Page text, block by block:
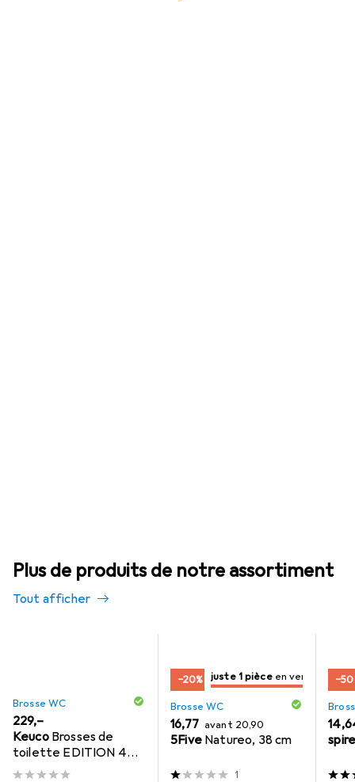
Plus de produits de notre assortiment
Tout afficher
Brosse WC
EUR
229,–
Keuco Brosses de
toilette EDITION 400
sw-chr brossé
−20% juste 1 pièce en vente
en vente
Brosse WC
EUR
16,77 avant EUR
20,90
5Five Natureo, 38 cm
1
EUR